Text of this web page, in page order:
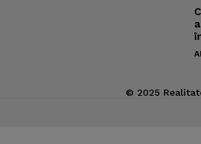
© 2025